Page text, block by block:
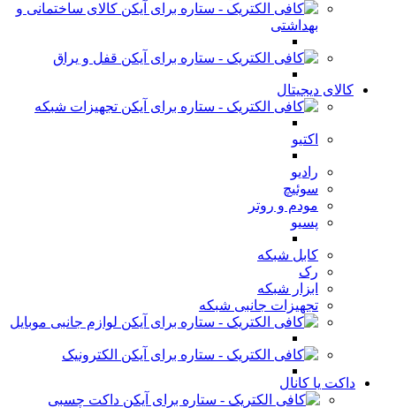
کالای ساختمانی و
بهداشتی
قفل و یراق
کالای دیجیتال
تجهیزات شبکه
اکتیو
رادیو
سوئیچ
مودم و روتر
پسیو
کابل شبکه
رک
ابزار شبکه
تجهیزات جانبی شبکه
لوازم جانبی موبایل
الکترونیک
داکت یا کانال
داکت چسبی